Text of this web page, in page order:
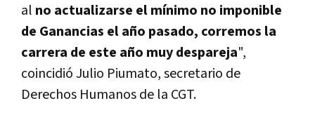
al no actualizarse elmínimo no imponible
de Ganancias el año pasado, corremos la
carrera de este año muy despareja",
coincidió Julio Piumato, secretario de
Derechos Humanos de la CGT.